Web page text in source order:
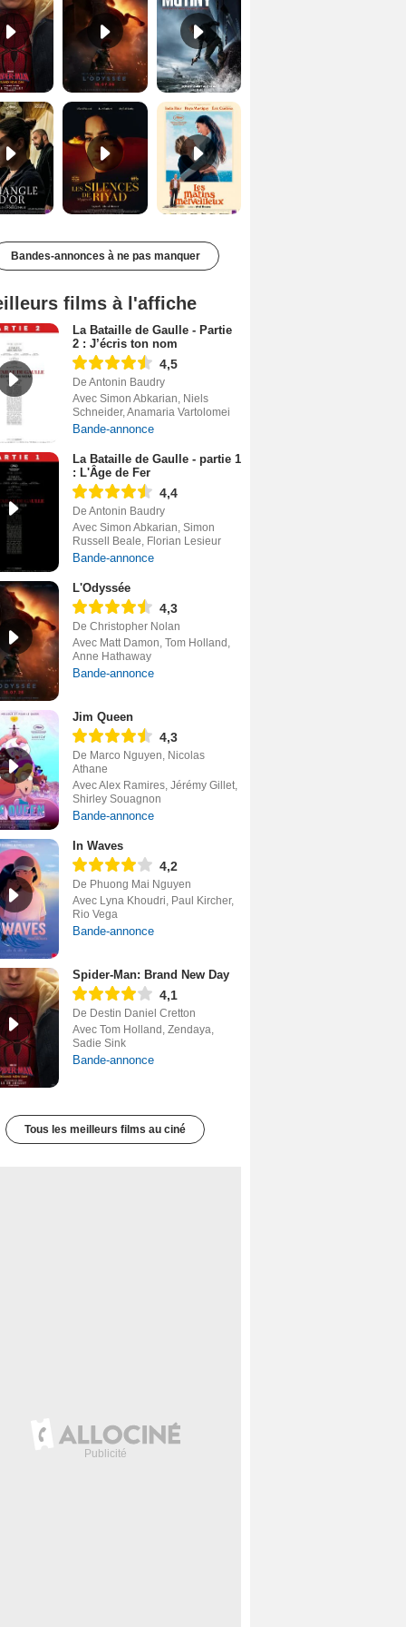
Les Silences de Riyad Bande-annonce VO STFR Les Matins merveilleux Bande-annonce VF
Bandes-annonces à ne pas manquer
films à l'affiche
La Bataille de Gaulle - Partie
2 : J’écris ton nom
4,5
De Antonin Baudry
Avec Simon Abkarian, Niels
Schneider, Anamaria Vartolomei
Bande-annonce
La Bataille de Gaulle - partie 1
: L'Âge de Fer
4,4
De Antonin Baudry
Avec Simon Abkarian, Simon
Russell Beale, Florian Lesieur
Bande-annonce
L'Odyssée
4,3
De Christopher Nolan
Avec Matt Damon, Tom Holland,
Anne Hathaway
Bande-annonce
Jim Queen
4,3
De Marco Nguyen, Nicolas
Athane
Avec Alex Ramires, Jérémy Gillet,
Shirley Souagnon
Bande-annonce
In Waves
4,2
De Phuong Mai Nguyen
Avec Lyna Khoudri, Paul Kircher,
Rio Vega
Bande-annonce
Spider-Man: Brand New Day
4,1
De Destin Daniel Cretton
Avec Tom Holland, Zendaya,
Sadie Sink
Bande-annonce
Tous les meilleurs films au ciné